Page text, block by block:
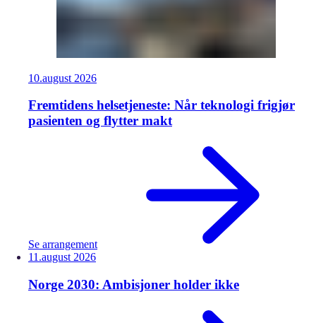
10.august 2026
Fremtidens helsetjeneste: Når teknologi frigjør
pasienten og flytter makt
Se arrangement
11.august 2026
Norge 2030: Ambisjoner holder ikke